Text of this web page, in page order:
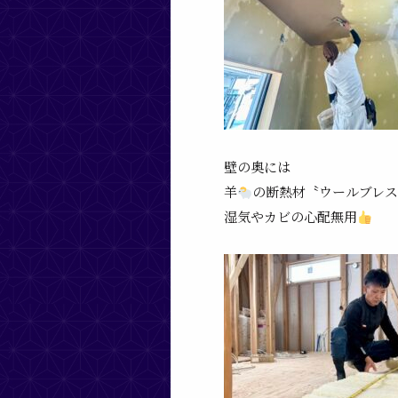
壁の奥には
羊
の断熱材〝ウールブレ
湿気やカビの心配無用